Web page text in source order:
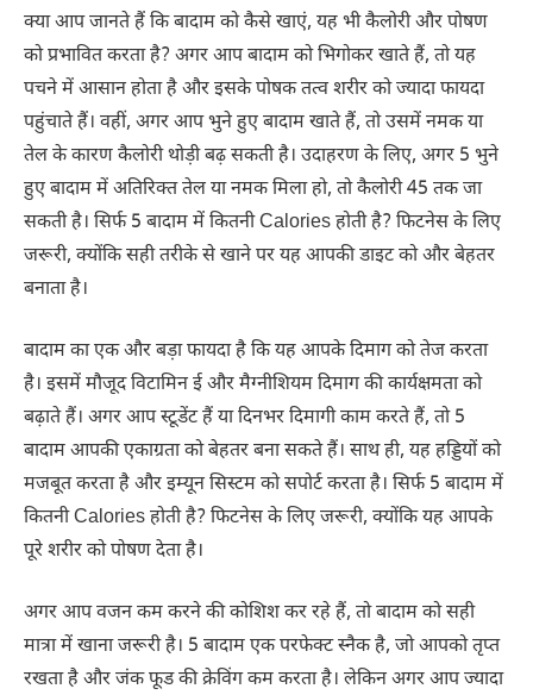
क्या आप जानते हैं कि बादाम को कैसे खाएं, यह भी कैलोरी और पोषण
को प्रभावित करता है? अगर आप बादाम को भिगोकर खाते हैं, तो यह
पचने में आसान होता है और इसके पोषक तत्व शरीर को ज्यादा फायदा
पहुंचाते हैं। वहीं, अगर आप भुने हुए बादाम खाते हैं, तो उसमें नमक या
तेल के कारण कैलोरी थोड़ी बढ़ सकती है। उदाहरण के लिए, अगर 5 भुने
हुए बादाम में अतिरिक्त तेल या नमक मिला हो, तो कैलोरी 45 तक जा
सकती है। सिर्फ 5 बादाम में कितनी Calories होती है? फिटनेस के लिए
जरूरी, क्योंकि सही तरीके से खाने पर यह आपकी डाइट को और बेहतर
बनाता है।
बादाम का एक और बड़ा फायदा है कि यह आपके दिमाग को तेज करता
है। इसमें मौजूद विटामिन ई और मैग्नीशियम दिमाग की कार्यक्षमता को
बढ़ाते हैं। अगर आप स्टूडेंट हैं या दिनभर दिमागी काम करते हैं, तो 5
बादाम आपकी एकाग्रता को बेहतर बना सकते हैं। साथ ही, यह हड्डियों को
मजबूत करता है और इम्यून सिस्टम को सपोर्ट करता है। सिर्फ 5 बादाम में
कितनी Calories होती है? फिटनेस के लिए जरूरी, क्योंकि यह आपके
पूरे शरीर को पोषण देता है।
अगर आप वजन कम करने की कोशिश कर रहे हैं, तो बादाम को सही
मात्रा में खाना जरूरी है। 5 बादाम एक परफेक्ट स्नैक है, जो आपको तृप्त
रखता है और जंक फूड की क्रेविंग कम करता है। लेकिन अगर आप ज्यादा